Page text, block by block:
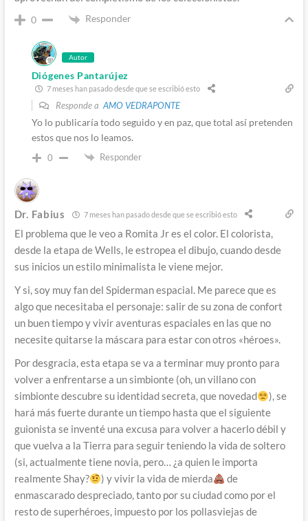
0 Responder
Autor
Diógenes Pantarújez
7 meses han pasado desde que se escribió esto
Responde a AMO VEDRAPONTE
Yo lo publicaría todo seguido y en paz, que total así pretenden
estos que nos lo leamos.
0 Responder
Dr. Fabius 7 meses han pasado desde que se escribió esto
El problema que le veo a Romita Jr es el color. El colorista,
desde la etapa de Wells, le estropea el dibujo, cuando desde
sus inicios un estilo minimalista le viene mejor.
Y si, soy muy fan del Spiderman espacial. Me parece que es
algo que necesitaba el personaje: salir de su zona de confort
un buen tiempo y vivir aventuras espaciales en las que no
necesite quitarse la máscara para estar con otros «héroes».
Por desgracia, esta etapa se va a terminar muy pronto para
volver a enfrentarse a un simbionte (oh, un villano con
simbionte descubre su identidad secreta, que novedad
), se
hará más fuerte durante un tiempo hasta que el siguiente
guionista se inventé una excusa para volver a hacerlo débil y
que vuelva a la Tierra para seguir teniendo la vida de soltero
(si, actualmente tiene novia, pero… ¿a quien le importa
realmente Shay?
) y vivir la vida de mierda
de
enmascarado despreciado, tanto por su ciudad como por el
resto de superhéroes, impuesto por los pollasviejas de